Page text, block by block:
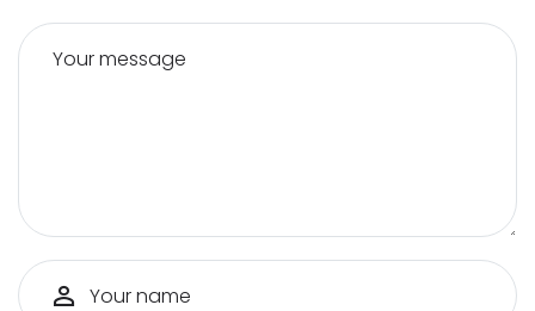
Your message
Your name